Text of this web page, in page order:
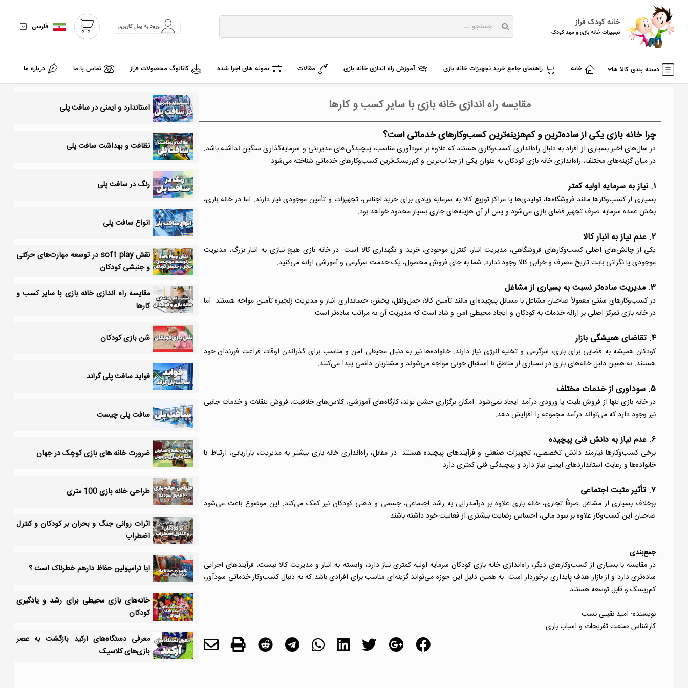
خانه کودک فراز
تجهیزات خانه بازی و مهد کودک
فارسی ورود به پنل کاربری
دسته بندی کالا ها خانه راهنمای جامع خرید تجهیزات خانه بازی آموزش راه اندازی خانه بازی مقالات نمونه های اجرا شده کاتالوگ محصولات فراز تماس با ما درباره ما
استاندارد و ایمنی در سافت پلی
نظافت و بهداشت سافت پلی
رنگ در سافت پلی
انواع سافت پلی
نقش soft play در توسعه مهارت‌های حرکتی
و جنبشی کودکان
مقایسه راه اندازی خانه بازی با سایر کسب و
کارها
شن بازی کودکان
فواید سافت پلی گراند
سافت پلی چیست
ضرورت خانه های بازی کوچک در جهان
طراحی خانه بازی 100 متری
اثرات روانی جنگ و بحران بر کودکان و کنترل
اضطراب
آیا ترامپولین حفاظ دارهم خطرناک است ؟
خانه‌های بازی محیطی برای رشد و یادگیری
کودکان
معرفی دستگاه‌های آرکید بازگشت به عصر
بازی‌های کلاسیک
مقایسه راه اندازی خانه بازی با سایر کسب و کارها
چرا خانه بازی یکی از ساده‌ترین و کم‌هزینه‌ترین کسب‌وکارهای خدماتی است؟
در سال‌های اخیر بسیاری از افراد به دنبال راه‌اندازی کسب‌وکاری هستند که علاوه بر سودآوری مناسب، پیچیدگی‌های مدیریتی و سرمایه‌گذاری سنگین نداشته باشد.
در میان گزینه‌های مختلف، راه‌اندازی خانه بازی کودکان به عنوان یکی از جذاب‌ترین و کم‌ریسک‌ترین کسب‌وکارهای خدماتی شناخته می‌شود.
۱. نیاز به سرمایه اولیه کمتر
بسیاری از کسب‌وکارها مانند فروشگاه‌ها، تولیدی‌ها یا مراکز توزیع کالا به سرمایه زیادی برای خرید اجناس، تجهیزات و تأمین موجودی نیاز دارند. اما در خانه بازی،
بخش عمده سرمایه صرف تجهیز فضای بازی می‌شود و پس از آن هزینه‌های جاری بسیار محدود خواهد بود.
۲. عدم نیاز به انبار کالا
یکی از چالش‌های اصلی کسب‌وکارهای فروشگاهی، مدیریت انبار، کنترل موجودی، خرید و نگهداری کالا است. در خانه بازی هیچ نیازی به انبار بزرگ، مدیریت
موجودی یا نگرانی بابت تاریخ مصرف و خرابی کالا وجود ندارد. شما به جای فروش محصول، یک خدمت سرگرمی و آموزشی ارائه می‌کنید.
۳. مدیریت ساده‌تر نسبت به بسیاری از مشاغل
در کسب‌وکارهای سنتی معمولاً صاحبان مشاغل با مسائل پیچیده‌ای مانند تأمین کالا، حمل‌ونقل، پخش، حسابداری انبار و مدیریت زنجیره تأمین مواجه هستند. اما
در خانه بازی تمرکز اصلی بر ارائه خدمات به کودکان و ایجاد محیطی امن و شاد است که مدیریت آن به مراتب ساده‌تر است.
۴. تقاضای همیشگی بازار
کودکان همیشه به فضایی برای بازی، سرگرمی و تخلیه انرژی نیاز دارند. خانواده‌ها نیز به دنبال محیطی امن و مناسب برای گذراندن اوقات فراغت فرزندان خود
هستند. به همین دلیل خانه‌های بازی در بسیاری از مناطق با استقبال خوبی مواجه می‌شوند و مشتریان دائمی پیدا می‌کنند.
۵. سودآوری از خدمات مختلف
در خانه بازی تنها از فروش بلیت یا ورودی درآمد ایجاد نمی‌شود. امکان برگزاری جشن تولد، کارگاه‌های آموزشی، کلاس‌های خلاقیت، فروش تنقلات و خدمات جانبی
نیز وجود دارد که می‌تواند درآمد مجموعه را افزایش دهد.
۶. عدم نیاز به دانش فنی پیچیده
برخی کسب‌وکارها نیازمند دانش تخصصی، تجهیزات صنعتی و فرآیندهای پیچیده هستند. در مقابل، راه‌اندازی خانه بازی بیشتر به مدیریت، بازاریابی، ارتباط با
خانواده‌ها و رعایت استانداردهای ایمنی نیاز دارد و پیچیدگی فنی کمتری دارد.
۷. تأثیر مثبت اجتماعی
برخلاف بسیاری از مشاغل صرفاً تجاری، خانه بازی علاوه بر درآمدزایی به رشد اجتماعی، جسمی و ذهنی کودکان نیز کمک می‌کند. این موضوع باعث می‌شود
صاحبان این کسب‌وکار علاوه بر سود مالی، احساس رضایت بیشتری از فعالیت خود داشته باشند.
جمع‌بندی
در مقایسه با بسیاری از کسب‌وکارهای دیگر، راه‌اندازی خانه بازی کودکان سرمایه اولیه کمتری نیاز دارد، وابسته به انبار و مدیریت کالا نیست، فرآیندهای اجرایی
ساده‌تری دارد و از بازار هدف پایداری برخوردار است. به همین دلیل این حوزه می‌تواند گزینه‌ای مناسب برای افرادی باشد که به دنبال کسب‌وکار خدماتی سودآور،
کم‌ریسک و قابل توسعه هستند
نویسنده: امید نقیبی نسب
کارشناس صنعت تفریحات و اسباب بازی